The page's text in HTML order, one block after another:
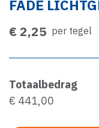
FADE
€ 2,25 per tegel
Totaalbedrag
€ 441,00